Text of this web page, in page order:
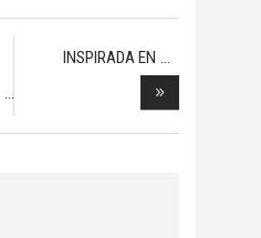
INSPIRADA EN